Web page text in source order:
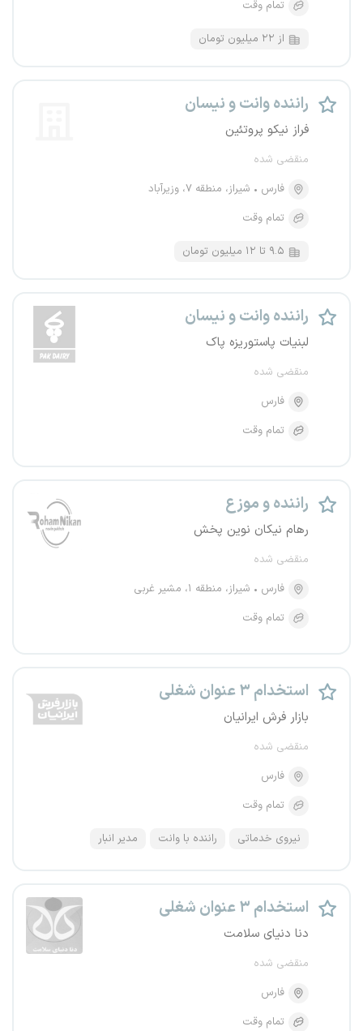
تمام وقت
از ۲۲ میلیون تومان
راننده وانت و نیسان
فراز نیکو پروتئین
منقضی شده
فارس
شیراز، منطقه ۷، وزیرآباد
تمام وقت
۹.۵ تا ۱۲ میلیون تومان
راننده وانت و نیسان
لبنیات پاستوریزه پاک
منقضی شده
فارس
تمام وقت
راننده و موزع
رهام نیکان نوین پخش
منقضی شده
فارس
شیراز، منطقه ۱، مشیر غربی
تمام وقت
استخدام ۳ عنوان شغلی
بازار فرش ایرانیان
منقضی شده
فارس
تمام وقت
نیروی خدماتی راننده با وانت مدیر انبار
استخدام ۳ عنوان شغلی
دنا دنیای سلامت
منقضی شده
فارس
تمام وقت